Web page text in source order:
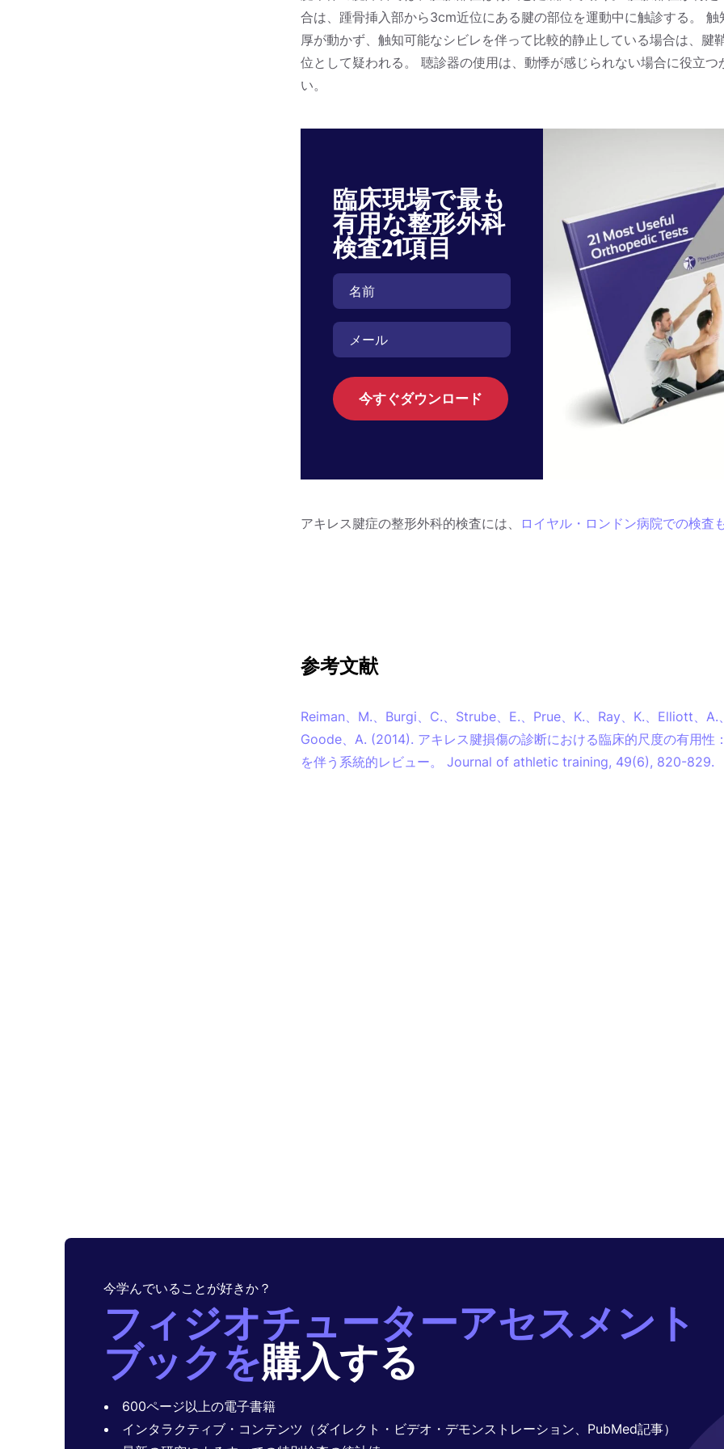
合は、踵骨挿入部から3cm近位にある腱の部位を運動中に触診する。 触
厚が動かず、触知可能なシビレを伴って比較的静止している場合は、腱
位として疑われる。 聴診器の使用は、動悸が感じられない場合に役立つ
い。
臨床現場で最も
有用な整形外科
検査21項目
今すぐダウンロード
アキレス腱症の整形外科的検査には、 ロイヤル・ロンドン病院での検査
参考文献
Reiman、M.、Burgi、C.、Strube、E.、Prue、K.、Ray、K.、Elliott、A.
Goode、A. (2014). アキレス腱損傷の診断における臨床的尺度の有用性
を伴う系統的レビュー。 Journal of athletic training, 49(6), 820-829.
今学んでいることが好きか？
フィジオチューターアセスメント
ブックを購入する
600ページ以上の電子書籍
インタラクティブ・コンテンツ（ダイレクト・ビデオ・デモンストレーション、PubMed記事）